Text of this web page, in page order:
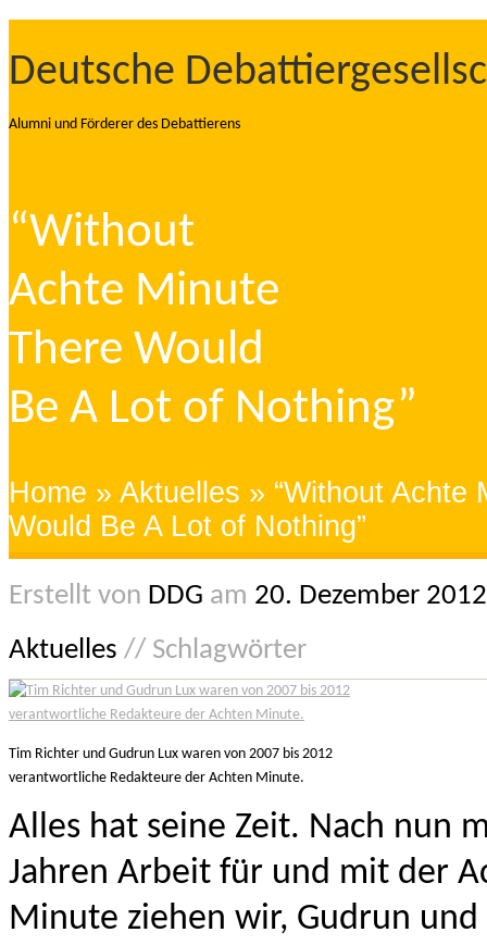
Deutsche
Alumni und Förderer des Debattierens
“Without
Achte Minute
There Would
Be A Lot of Nothing”
Home » Aktuelles » “Without Achte
Would Be A Lot of Nothing”
Erstellt von DDG am 20. Dezember
Aktuelles // Schlagwörter
Tim Richter und Gudrun Lux waren von 2007 bis 2012
verantwortliche Redakteure der Achten Minute.
Alles hat seine Zeit. Nach nun
Jahren Arbeit für und mit der
Minute ziehen wir, Gudrun und